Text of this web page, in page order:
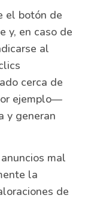
el botón de
y, en caso de
al
cerca de
ejemplo—
y generan
mal
la
de